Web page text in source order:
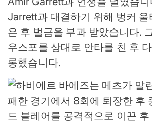
Jarrett과 대결하기 위해 벙커 울
은 후 벌금을 부과 받았습니다.
우스포를 상대로 안타를 친 후
롱했습니다.